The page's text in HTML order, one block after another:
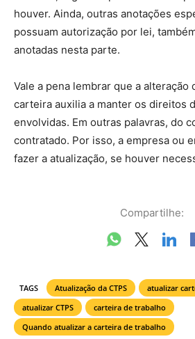
houver. Ainda, outras anotações
possuam autorização por lei,
anotadas nesta parte.
Vale a pena lembrar que a alteração
carteira auxilia a manter os direitos
envolvidas. Em outras palavras, do
contratado. Por isso, a empresa ou
fazer a atualização, se houver
Compartilhe:
TAGS Atualização da CTPS
atualizar
atualizar CTPS
carteira de trabalho
Quando atualizar a carteira de trabalho